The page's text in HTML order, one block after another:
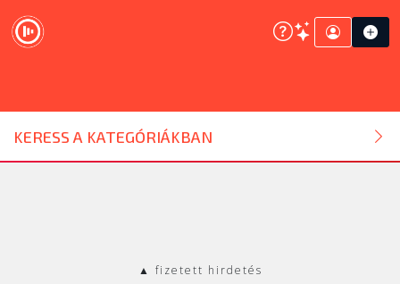
KERESS A KATEGÓRIÁKBAN
DJ ESZKÖZ
HANGTECHNIKA
▲ fizetett hirdetés